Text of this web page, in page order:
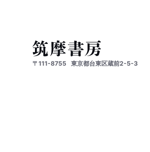
〒111-8755 東京都台東区蔵前2-5-3